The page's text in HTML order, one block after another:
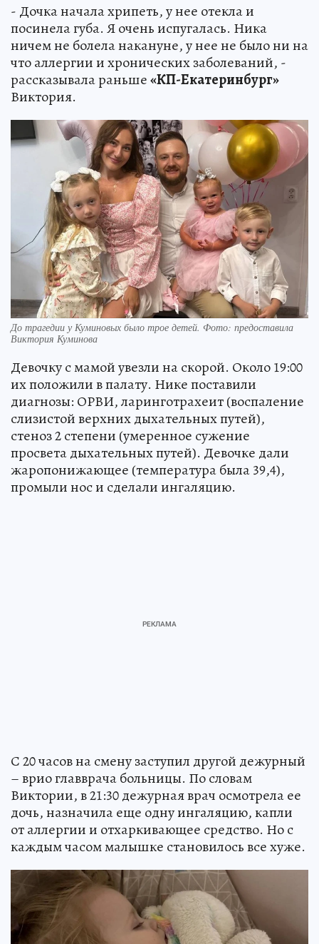
- Дочка начала хрипеть, у нее отекла и
посинела губа. Я очень испугалась. Ника
ничем не болела накануне, у нее не было ни на
что аллергии и хронических заболеваний, -
рассказывала раньше«КП-Екатеринбург»
Виктория.
До трагедии у Куминовых было трое детей. Фото: предоставила
Виктория Куминова
Девочку с мамой увезли на скорой. Около 19:00
их положили в палату. Нике поставили
диагнозы: ОРВИ, ларинготрахеит (воспаление
слизистой верхних дыхательных путей),
стеноз 2 степени (умеренное сужение
просвета дыхательных путей). Девочке дали
жаропонижающее (температура была 39,4),
промыли нос и сделали ингаляцию.
С 20 часов на смену заступил другой дежурный
– врио главврача больницы. По словам
Виктории, в 21:30 дежурная врач осмотрела ее
дочь, назначила еще одну ингаляцию, капли
от аллергии и отхаркивающее средство. Но с
каждым часом малышке становилось все хуже.